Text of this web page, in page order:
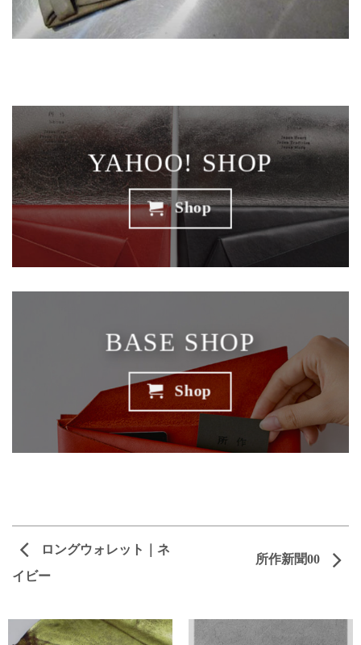
YAHOO! SHOP
Shop
BASE SHOP
Shop
ロングウォレット｜ネ
イビー
所作新聞00